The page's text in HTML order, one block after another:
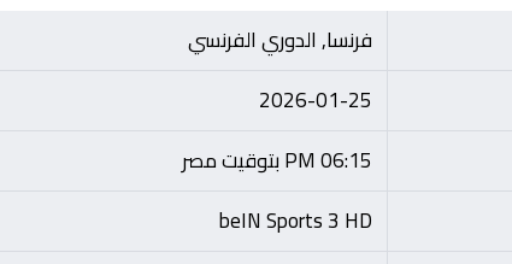
فرنسا, الدوري الفرنسي
2026-01-25
06:15 PM بتوقيت مصر
beIN Sports 3 HD